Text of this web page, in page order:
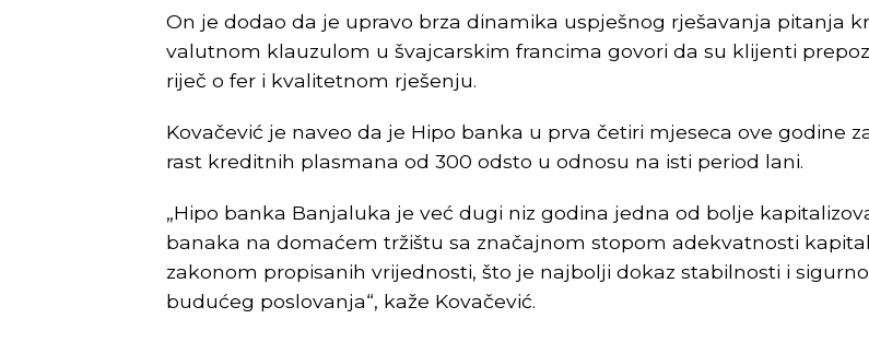
On je dodao da je upravo brza dinamika uspješnog rješavanja pitanja
valutnom klauzulom u švajcarskim francima govori da su klijenti
riječ o fer i kvalitetnom rješenju.
Kovačević je naveo da je Hipo banka u prva četiri mjeseca ove godine
rast kreditnih plasmana od 300 odsto u odnosu na isti period lani.
„Hipo banka Banjaluka je već dugi niz godina jedna od bolje
banaka na domaćem tržištu sa značajnom stopom adekvatnosti
zakonom propisanih vrijednosti, što je najbolji dokaz stabilnosti i
budućeg poslovanja“, kaže Kovačević.